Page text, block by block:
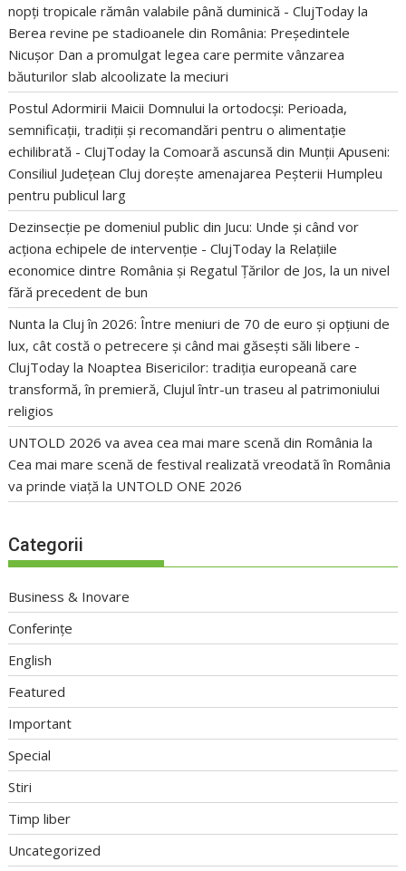
nopți tropicale rămân valabile până duminică - ClujToday la
Berea revine pe stadioanele din România: Președintele
Nicușor Dan a promulgat legea care permite vânzarea
băuturilor slab alcoolizate la meciuri
Postul Adormirii Maicii Domnului la ortodocși: Perioada,
semnificații, tradiții și recomandări pentru o alimentație
echilibrată - ClujToday laComoară ascunsă din Munții Apuseni:
Consiliul Județean Cluj dorește amenajarea Peșterii Humpleu
pentru publicul larg
Dezinsecție pe domeniul public din Jucu: Unde și când vor
acționa echipele de intervenție - ClujToday la Relațiile
economice dintre România și Regatul Țărilor de Jos, la un nivel
fără precedent de bun
Nunta la Cluj în 2026: Între meniuri de 70 de euro și opțiuni de
lux, cât costă o petrecere și când mai găsești săli libere -
ClujToday la Noaptea Bisericilor: tradiția europeană care
transformă, în premieră, Clujul într-un traseu al patrimoniului
religios
UNTOLD 2026 va avea cea mai mare scenă din România la
Cea mai mare scenă de festival realizată vreodată în România
va prinde viață la UNTOLD ONE 2026
Categorii
Business & Inovare
Conferințe
English
Featured
Important
Special
Stiri
Timp liber
Uncategorized